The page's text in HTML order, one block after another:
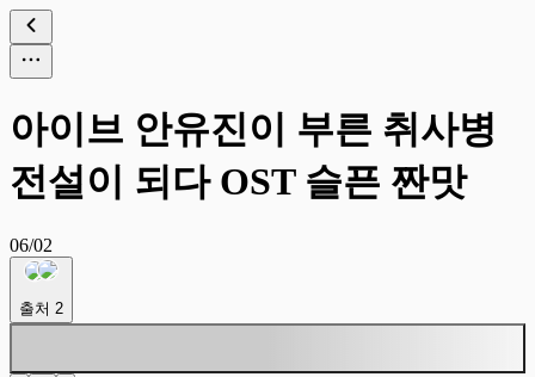
아이브 안유진이 부른 취사병
전설이 되다 OST 슬픈 짠맛
06/02
출처 2